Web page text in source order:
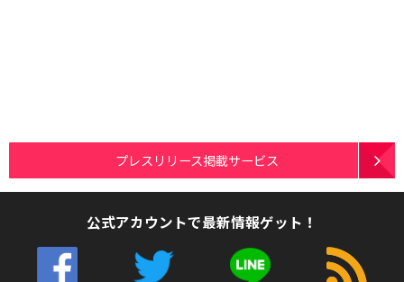
プレスリリース掲載サービス
公式アカウントで最新情報ゲット！